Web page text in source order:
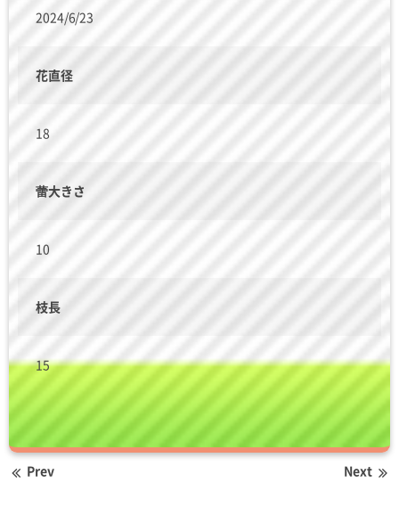
2024/6/23
花直径
18
蕾大きさ
10
枝長
15
Prev Next